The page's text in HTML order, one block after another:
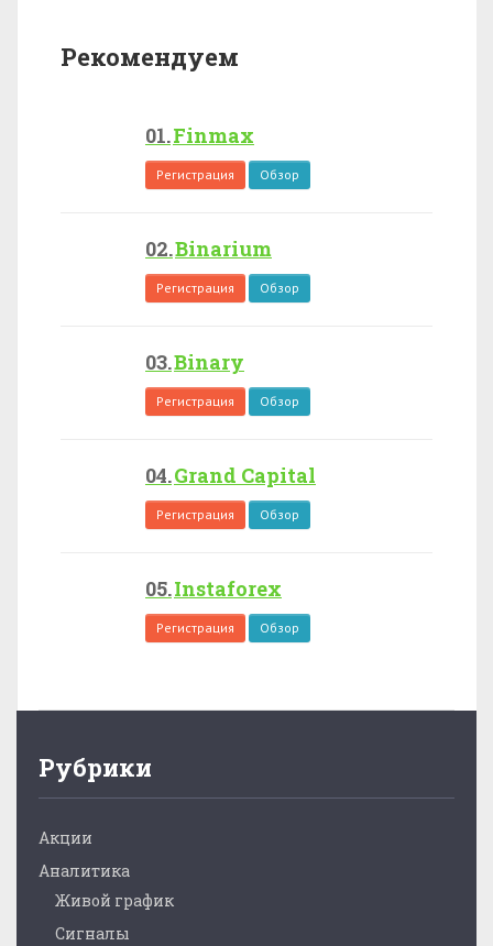
Рекомендуем
Finmax
Регистрация Обзор
Binarium
Регистрация Обзор
Binary
Регистрация Обзор
Grand Capital
Регистрация Обзор
Instaforex
Регистрация Обзор
Рубрики
Акции
Аналитика
Живой график
Сигналы